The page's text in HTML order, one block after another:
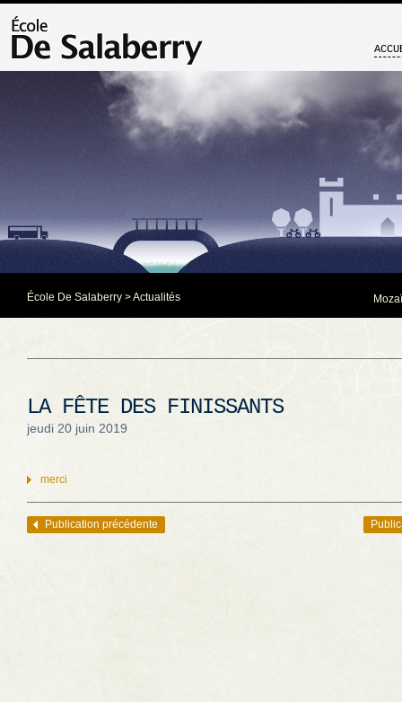
École De Salaberry >Actualités
LA FÊTE DES FINISSANTS
jeudi 20 juin 2019
merci
Navigation des articles
Publication précédente